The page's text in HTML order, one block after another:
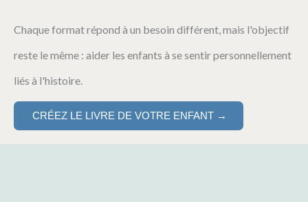
Chaque format répond à un besoin différent, mais l'objectif
reste le même : aider les enfants à se sentir personnellement
liés à l'histoire.
CRÉEZ LE LIVRE DE VOTRE ENFANT →